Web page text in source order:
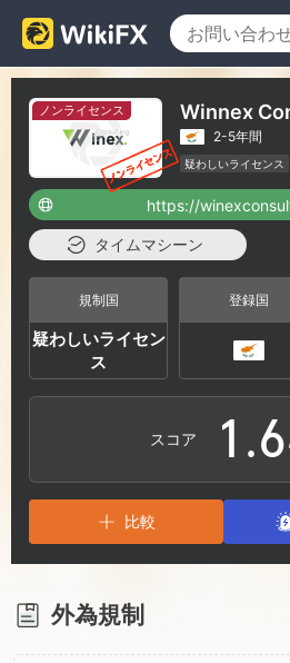
ノンライセンス Winnex
2-5年間
疑わしいライセンス
ハイリスクレベル
https://
タイムマシーン
規制国
疑わしいライセン
ス
登録国
スコア
0
1
2
3
.
0
1
2
4
5
6
7
8
比較
外為規制